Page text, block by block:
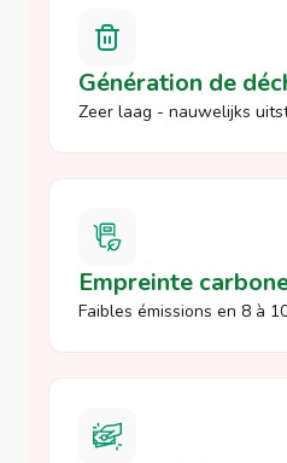
Génération de
Zeer laag - nauwelijks
Empreinte
Faibles émissions en 8 à